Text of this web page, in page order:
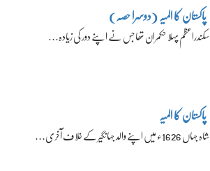
پاکستان کا المیہ (دوسرا حصہ)
سکندراعظم پہلا حکمران تھا جس نے اپنے دور کی زیادہ…
پاکستان کا المیہ
شاہ جہاں 1626ء میں اپنے والد جہانگیر کے خلاف آخری…